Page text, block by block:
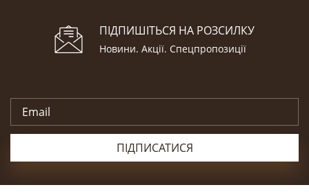
ПІДПИШІТЬСЯ НА РОЗСИЛКУ
Новини. Акції. Cпецпропозиції
ПІДПИСАТИСЯ